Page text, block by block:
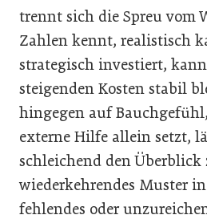
trennt sich die Spreu vom
Zahlen kennt, realistisch
strategisch investiert,
steigenden Kosten stabil
hingegen auf
externe Hilfe allein setzt,
schleichend den Überblick
wiederkehrendes Muster
fehlendes oder